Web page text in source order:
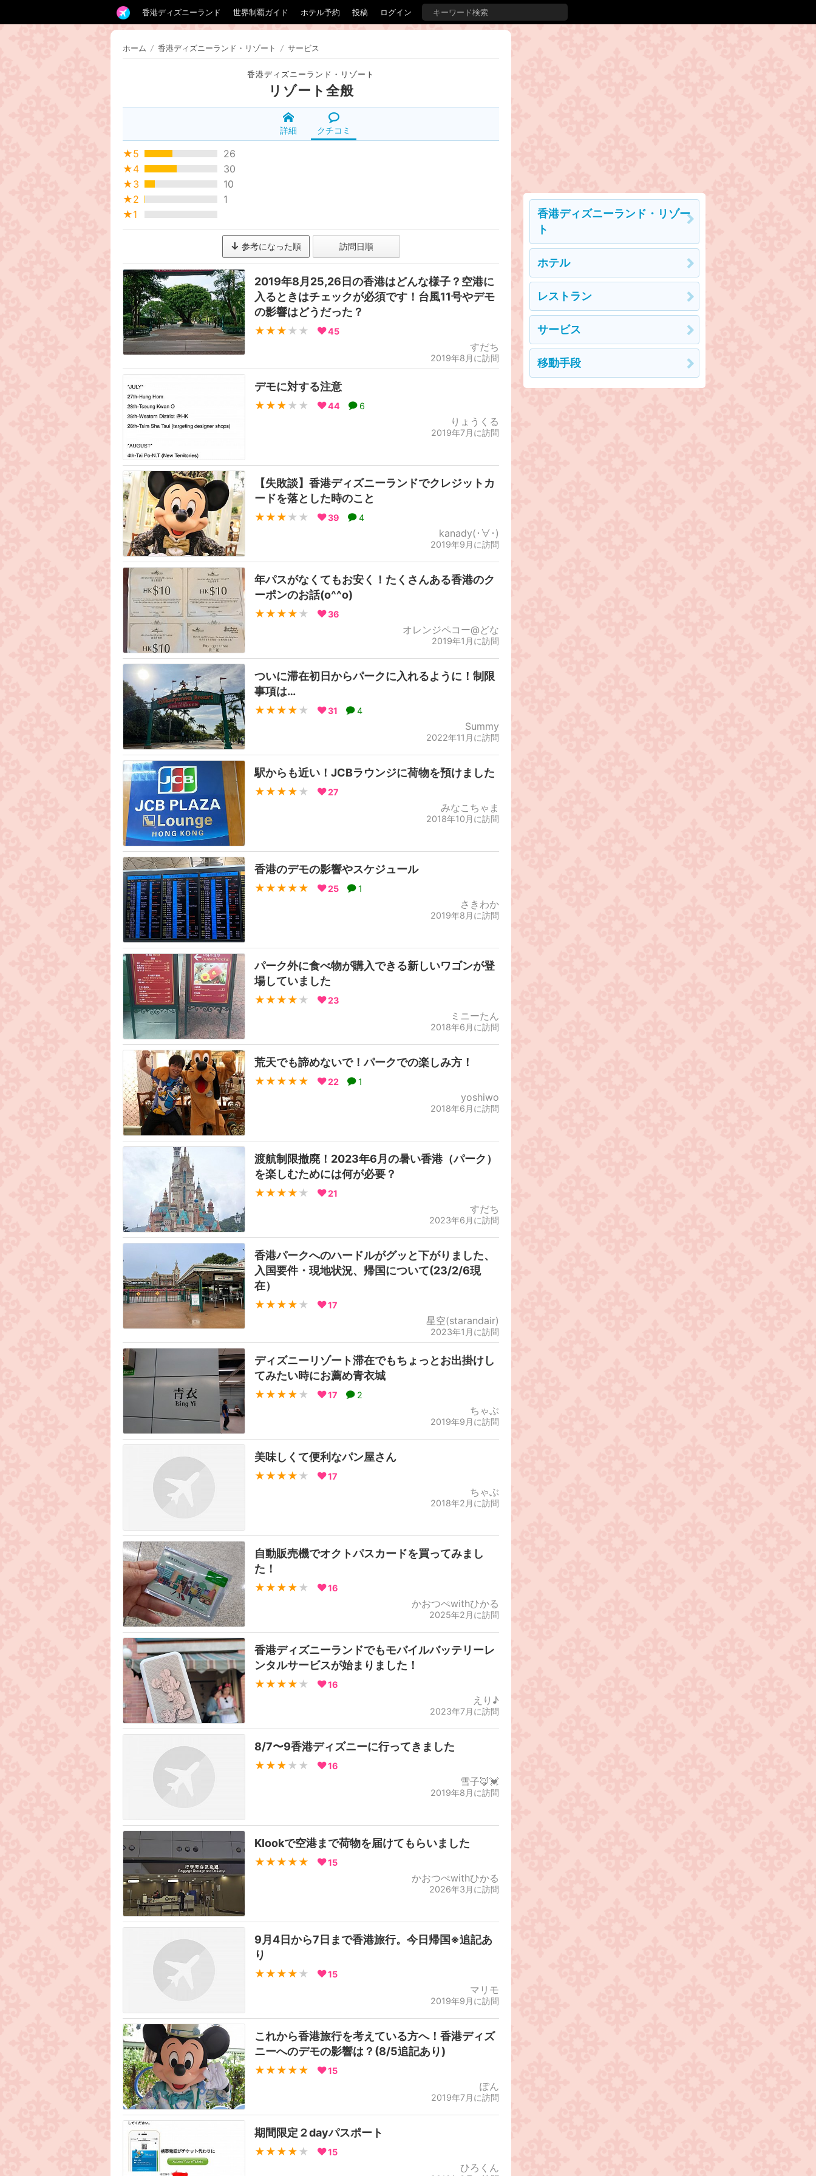
香港ディズニーランド 世界制覇ガイド ホテル予約 投稿 ログイン
ホーム / 香港ディズニーランド・リゾート / サービス
香港ディズニーランド・リゾート
リゾート全般
詳細 クチコミ
★5
26
★4
30
★3
10
★2
1
★1
参考になった順 訪問日順
2019年8月25,26日の香港はどんな様子？空港に
入るときはチェックが必須です！台風11号やデモ
の影響はどうだった？
★★★ ★★ 45
すだち
2019年8月に訪問
デモに対する注意
★★★ ★★ 44 6
りょうくる
2019年7月に訪問
【失敗談】香港ディズニーランドでクレジットカ
ードを落とした時のこと
★★★ ★★ 39 4
kanady(･∀･)
2019年9月に訪問
年パスがなくてもお安く！たくさんある香港のク
ーポンのお話(o^^o)
★★★★ ★ 36
オレンジペコー@どな
2019年1月に訪問
ついに滞在初日からパークに入れるように！制限
事項は…
★★★★ ★ 31 4
Summy
2022年11月に訪問
駅からも近い！JCBラウンジに荷物を預けました
★★★★ ★ 27
みなこちゃま
2018年10月に訪問
香港のデモの影響やスケジュール
★★★★★ 25 1
さきわか
2019年8月に訪問
パーク外に食べ物が購入できる新しいワゴンが登
場していました
★★★★ ★ 23
ミニーたん
2018年6月に訪問
荒天でも諦めないで！パークでの楽しみ方！
★★★★★ 22 1
yoshiwo
2018年6月に訪問
渡航制限撤廃！2023年6月の暑い香港（パーク）
を楽しむためには何が必要？
★★★★ ★ 21
すだち
2023年6月に訪問
香港パークへのハードルがグッと下がりました、
入国要件・現地状況、帰国について(23/2/6現
在）
★★★★ ★ 17
星空(starandair)
2023年1月に訪問
ディズニーリゾート滞在でもちょっとお出掛けし
てみたい時にお薦め青衣城
★★★★ ★ 17 2
ちゃぶ
2019年9月に訪問
美味しくて便利なパン屋さん
★★★★ ★ 17
ちゃぶ
2018年2月に訪問
自動販売機でオクトパスカードを買ってみまし
た！
★★★★ ★ 16
かおつぺwithひかる
2025年2月に訪問
香港ディズニーランドでもモバイルバッテリーレ
ンタルサービスが始まりました！
★★★★ ★ 16
えり♪
2023年7月に訪問
8/7〜9香港ディズニーに行ってきました
★★★ ★★ 16
雪子🦊💓
2019年8月に訪問
Klookで空港まで荷物を届けてもらいました
★★★★★ 15
かおつぺwithひかる
2026年3月に訪問
9月4日から7日まで香港旅行。今日帰国※追記あ
り
★★★★ ★ 15
マリモ
2019年9月に訪問
これから香港旅行を考えている方へ！香港ディズ
ニーへのデモの影響は？(8/5追記あり)
★★★★★ 15
ぽん
2019年7月に訪問
期間限定２dayパスポート
★★★★ ★ 15
ひろくん
香港ディズニーランド・リゾー
ト
ホテル
レストラン
サービス
移動手段